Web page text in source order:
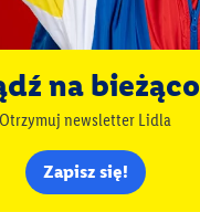
na bieżąco
Otrzymuj newsletter Lidla
Zapisz się!